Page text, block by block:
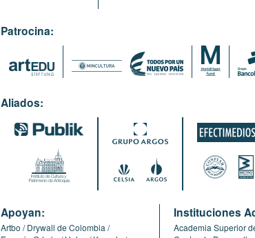
Patrocina:
Aliados:
Apoyan:
Artbo
Drywall de Colombia
Instituciones
Academia Superior